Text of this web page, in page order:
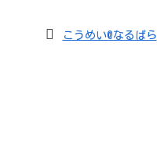
こうめい@なるぱら